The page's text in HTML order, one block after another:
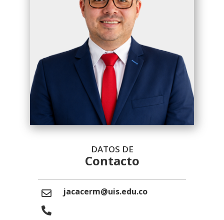
DATOS DE
Contacto
jacacerm@uis.edu.co